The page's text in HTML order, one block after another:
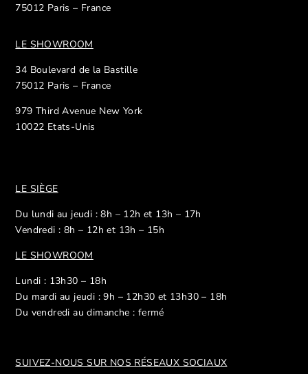
75012 Paris – France
LE SHOWROOM
34 Boulevard de la Bastille
75012 Paris – France
979 Third Avenue New York
10022 Etats-Unis
LE SIÈGE
Du lundi au jeudi : 8h – 12h et 13h – 17h
Vendredi : 8h – 12h et 13h – 15h
LE SHOWROOM
Lundi : 13h30 – 18h
Du mardi au jeudi : 9h – 12h30 et 13h30 – 18h
Du vendredi au dimanche : fermé
SUIVEZ-NOUS SUR NOS RÉSEAUX SOCIAUX